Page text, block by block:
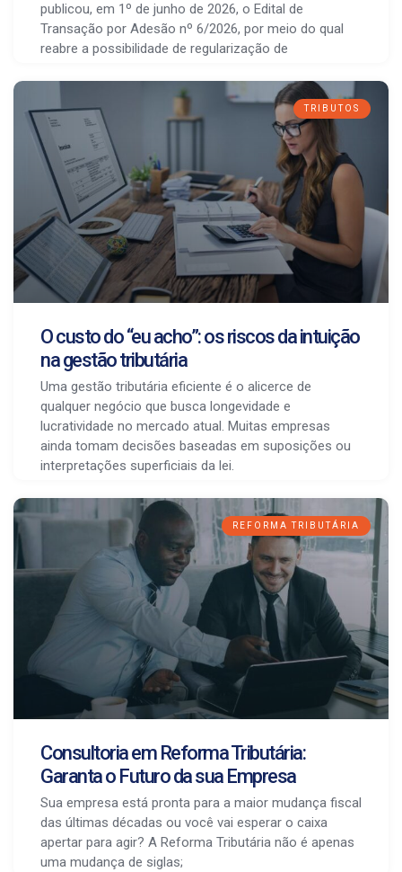
publicou, em 1º de junho de 2026, o Edital de
Transação por Adesão nº 6/2026, por meio do qual
reabre a possibilidade de regularização de
TRIBUTOS
O custo do “eu acho”: os riscos da intuição
na gestão tributária
Uma gestão tributária eficiente é o alicerce de
qualquer negócio que busca longevidade e
lucratividade no mercado atual. Muitas empresas
ainda tomam decisões baseadas em suposições ou
interpretações superficiais da lei.
REFORMA TRIBUTÁRIA
Consultoria em Reforma Tributária:
Garanta o Futuro da sua Empresa
Sua empresa está pronta para a maior mudança fiscal
das últimas décadas ou você vai esperar o caixa
apertar para agir? A Reforma Tributária não é apenas
uma mudança de siglas;